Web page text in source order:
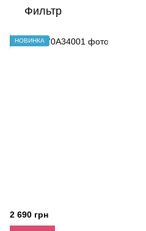
Фильтр
НОВИНКА
2 690 грн